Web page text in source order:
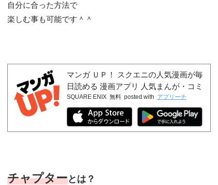
自分に合った方法で
楽しむ事も可能です＾＾
マンガ ＵＰ！ スクエニの人気漫画が毎
日読める 漫画アプリ 人気まんが・コミ
ックが無料
SQUARE ENIX 無料 posted with アプリーチ
チャプターとは？